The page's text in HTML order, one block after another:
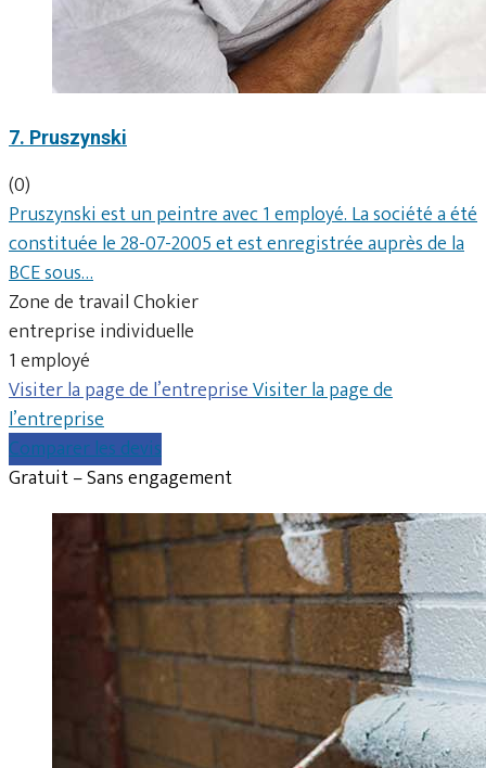
7. Pruszynski
(0)
Pruszynski est un peintre avec 1 employé. La société a été
constituée le 28-07-2005 et est enregistrée auprès de la
BCE sous…
Zone de travail Chokier
entreprise individuelle
1 employé
Visiter la page de l’entrepriseVisiter la page de
l’entreprise
Comparer les devis
Gratuit – Sans engagement